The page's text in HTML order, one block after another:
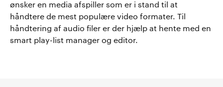
ønsker en media afspiller som er i stand til at
håndtere de mest populære video formater. Til
håndtering af audio filer er der hjælp at hente med en
smart play-list manager og editor.